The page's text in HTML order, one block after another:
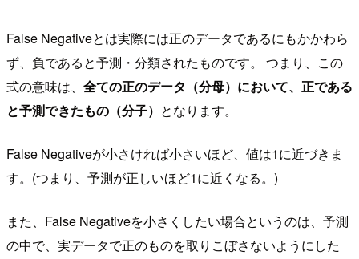
False Negativeとは実際には正のデータであるにもかかわら
ず、負であると予測・分類されたものです。 つまり、この
式の意味は、 全ての正のデータ（分母）において、正である
と予測できたもの（分子） となります。
False Negativeが小さければ小さいほど、値は1に近づきま
す。(つまり、予測が正しいほど1に近くなる。)
また、False Negativeを小さくしたい場合というのは、予測
の中で、実データで正のものを取りこぼさないようにした